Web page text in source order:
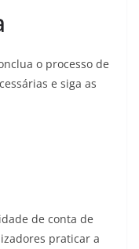
o processo de
e siga as
de conta de
praticar a